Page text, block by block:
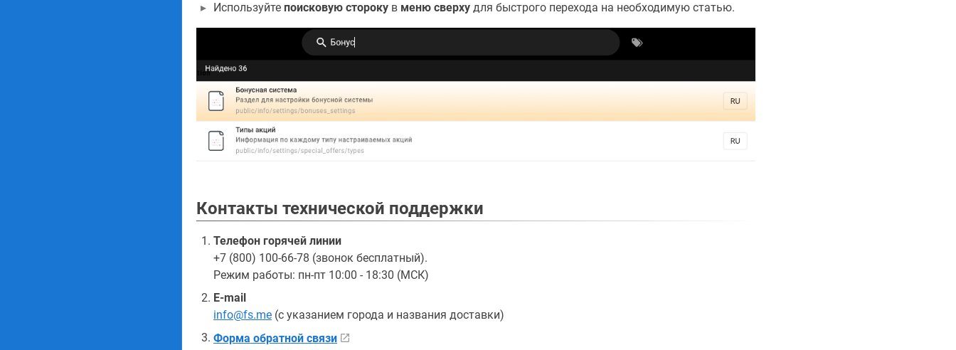
Используйте поисковую стороку в меню сверху для быстрого перехода на необходимую статью.
Контакты технической поддержки
Телефон горячей линии
+7 (800) 100-66-78 (звонок бесплатный).
Режим работы: пн-пт 10:00 - 18:30 (МСК)
E-mail
info@fs.me (с указанием города и названия доставки)
Форма обратной связи